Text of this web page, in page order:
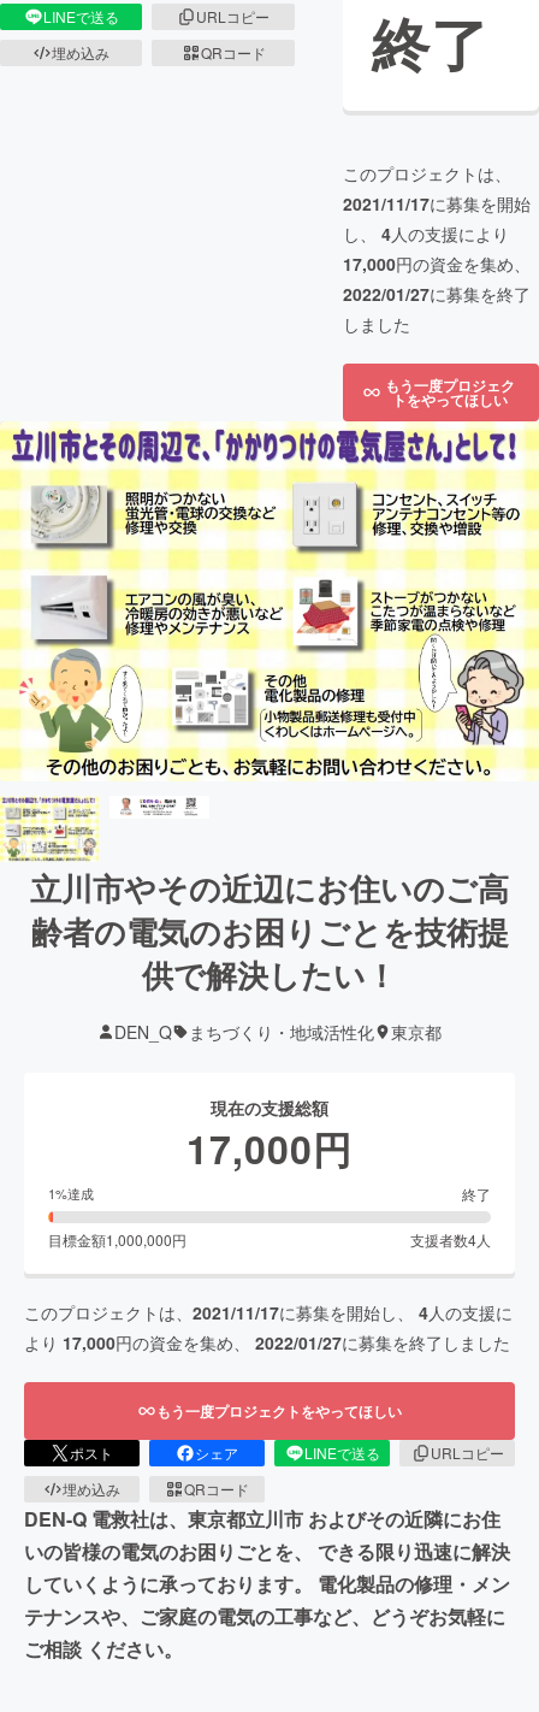
LINEで送る
URLコピー
埋め込み
QRコード 終了
このプロジェクトは、
2021/11/17に募集を開始
し、 4人の支援により
17,000円の資金を集め、
2022/01/27に募集を終了
しました
もう一度プロジェク
トをやってほしい
立川市やその近辺にお住いのご高
齢者の電気のお困りごとを技術提
供で解決したい！
DEN_Q まちづくり・地域活性化 東京都
現在の支援総額
17,000円
1%達成 終了
目標金額1,000,000円 支援者数4人
このプロジェクトは、 2021/11/17に募集を開始し、 4人の支援に
より 17,000円の資金を集め、 2022/01/27に募集を終了しました
もう一度プロジェクトをやってほしい
ポスト シェア LINEで送る
URLコピー
埋め込み
QRコード
DEN-Q 電救社は、東京都立川市 およびその近隣にお住
いの皆様の電気のお困りごとを、 できる限り迅速に解決
していくように承っております。 電化製品の修理・メン
テナンスや、ご家庭の電気の工事など、どうぞお気軽に
ご相談 ください。